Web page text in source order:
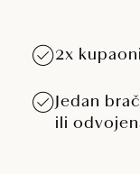
2x
Jedan
ili